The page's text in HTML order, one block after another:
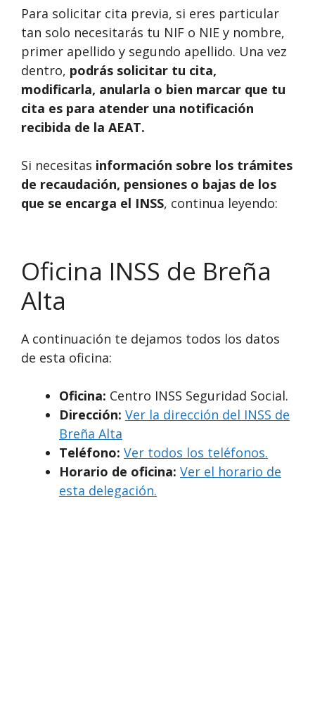
Para solicitar cita previa, si eres particular
tan solo necesitarás tu NIF o NIE y nombre,
primer apellido y segundo apellido. Una vez
dentro, podrás solicitar tu cita,
modificarla, anularla o bien marcar que tu
cita es para atender una notificación
recibida de la AEAT.
Si necesitas información sobre los trámites
de recaudación, pensiones o bajas de los
que se encarga el INSS, continua leyendo:
Oficina INSS de Breña
Alta
A continuación te dejamos todos los datos
de esta oficina:
Oficina: Centro INSS Seguridad Social.
Dirección: Ver la dirección del INSS de
Breña Alta
Teléfono: Ver todos los teléfonos.
Horario de oficina: Ver el horario de
esta delegación.